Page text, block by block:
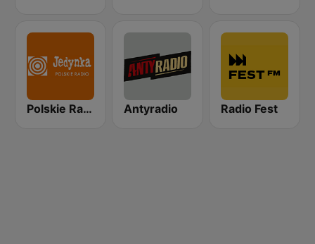
Polskie Radio Program I (PR1) Jedynka Antyradio Radio Fest